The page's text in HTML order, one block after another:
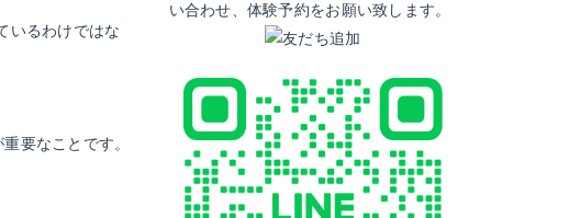
いるわけではな
要なことです。
い合わせ、体験予約をお願い致します。